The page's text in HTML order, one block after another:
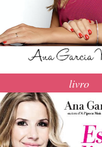
livro